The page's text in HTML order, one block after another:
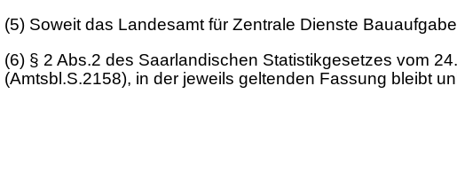
(5) Soweit das Landesamt für Zentrale Dienste
(6) § 2 Abs.2 des Saarlandischen Statistikgesetzes vom
(Amtsbl.S.2158), in der jeweils geltenden Fassung bleibt